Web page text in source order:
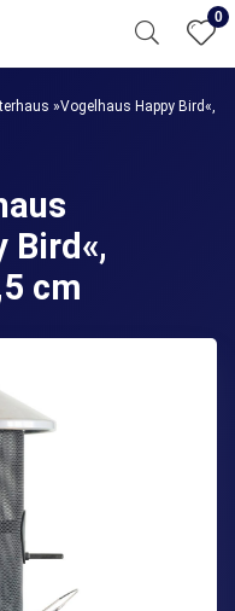
0
»Vogelhaus Happy Bird«,
Bird«,
cm